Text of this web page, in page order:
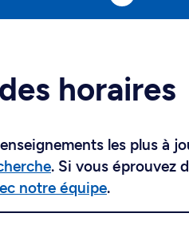
horaires
les plus à
. Si vous éprouvez
notre équipe.